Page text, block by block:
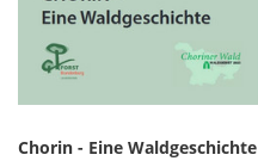
Chorin - Eine Waldgeschichte